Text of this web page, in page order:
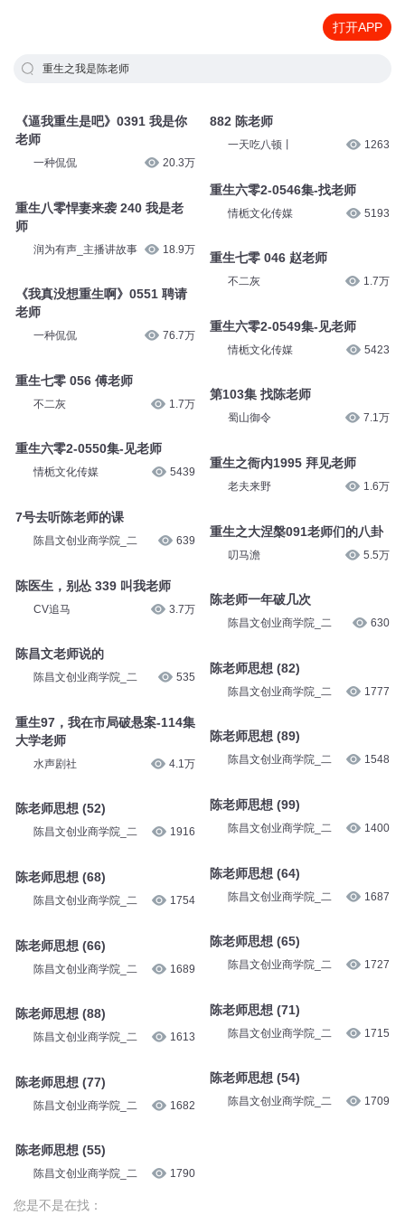
打开APP
重生之我是陈老师
《逼我重生是吧》0391 我是你
老师
一种侃侃 20.3万
重生八零悍妻来袭 240 我是老
师
润为有声_主播讲故事 18.9万
《我真没想重生啊》0551 聘请
老师
一种侃侃 76.7万
重生七零 056 傅老师
不二灰 1.7万
重生六零2-0550集-见老师
情栀文化传媒 5439
7号去听陈老师的课
陈昌文创业商学院_二 639
陈医生，别怂 339 叫我老师
CV追马 3.7万
陈昌文老师说的
陈昌文创业商学院_二 535
重生97，我在市局破悬案-114集
大学老师
水声剧社 4.1万
陈老师思想 (52)
陈昌文创业商学院_二 1916
陈老师思想 (68)
陈昌文创业商学院_二 1754
陈老师思想 (66)
陈昌文创业商学院_二 1689
陈老师思想 (88)
陈昌文创业商学院_二 1613
陈老师思想 (77)
陈昌文创业商学院_二 1682
陈老师思想 (55)
陈昌文创业商学院_二 1790
882 陈老师
一天吃八顿丨 1263
重生六零2-0546集-找老师
情栀文化传媒 5193
重生七零 046 赵老师
不二灰 1.7万
重生六零2-0549集-见老师
情栀文化传媒 5423
第103集 找陈老师
蜀山御令 7.1万
重生之衙内1995 拜见老师
老夫来野 1.6万
重生之大涅槃091老师们的八卦
叨马澹 5.5万
陈老师一年破几次
陈昌文创业商学院_二 630
陈老师思想 (82)
陈昌文创业商学院_二 1777
陈老师思想 (89)
陈昌文创业商学院_二 1548
陈老师思想 (99)
陈昌文创业商学院_二 1400
陈老师思想 (64)
陈昌文创业商学院_二 1687
陈老师思想 (65)
陈昌文创业商学院_二 1727
陈老师思想 (71)
陈昌文创业商学院_二 1715
陈老师思想 (54)
陈昌文创业商学院_二 1709
您是不是在找：